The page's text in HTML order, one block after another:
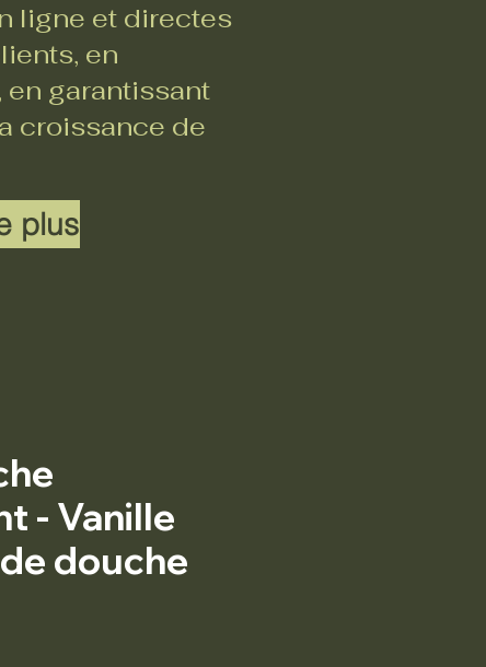
ligne et directes
en
en garantissant
croissance de
plus
- Vanille
douche